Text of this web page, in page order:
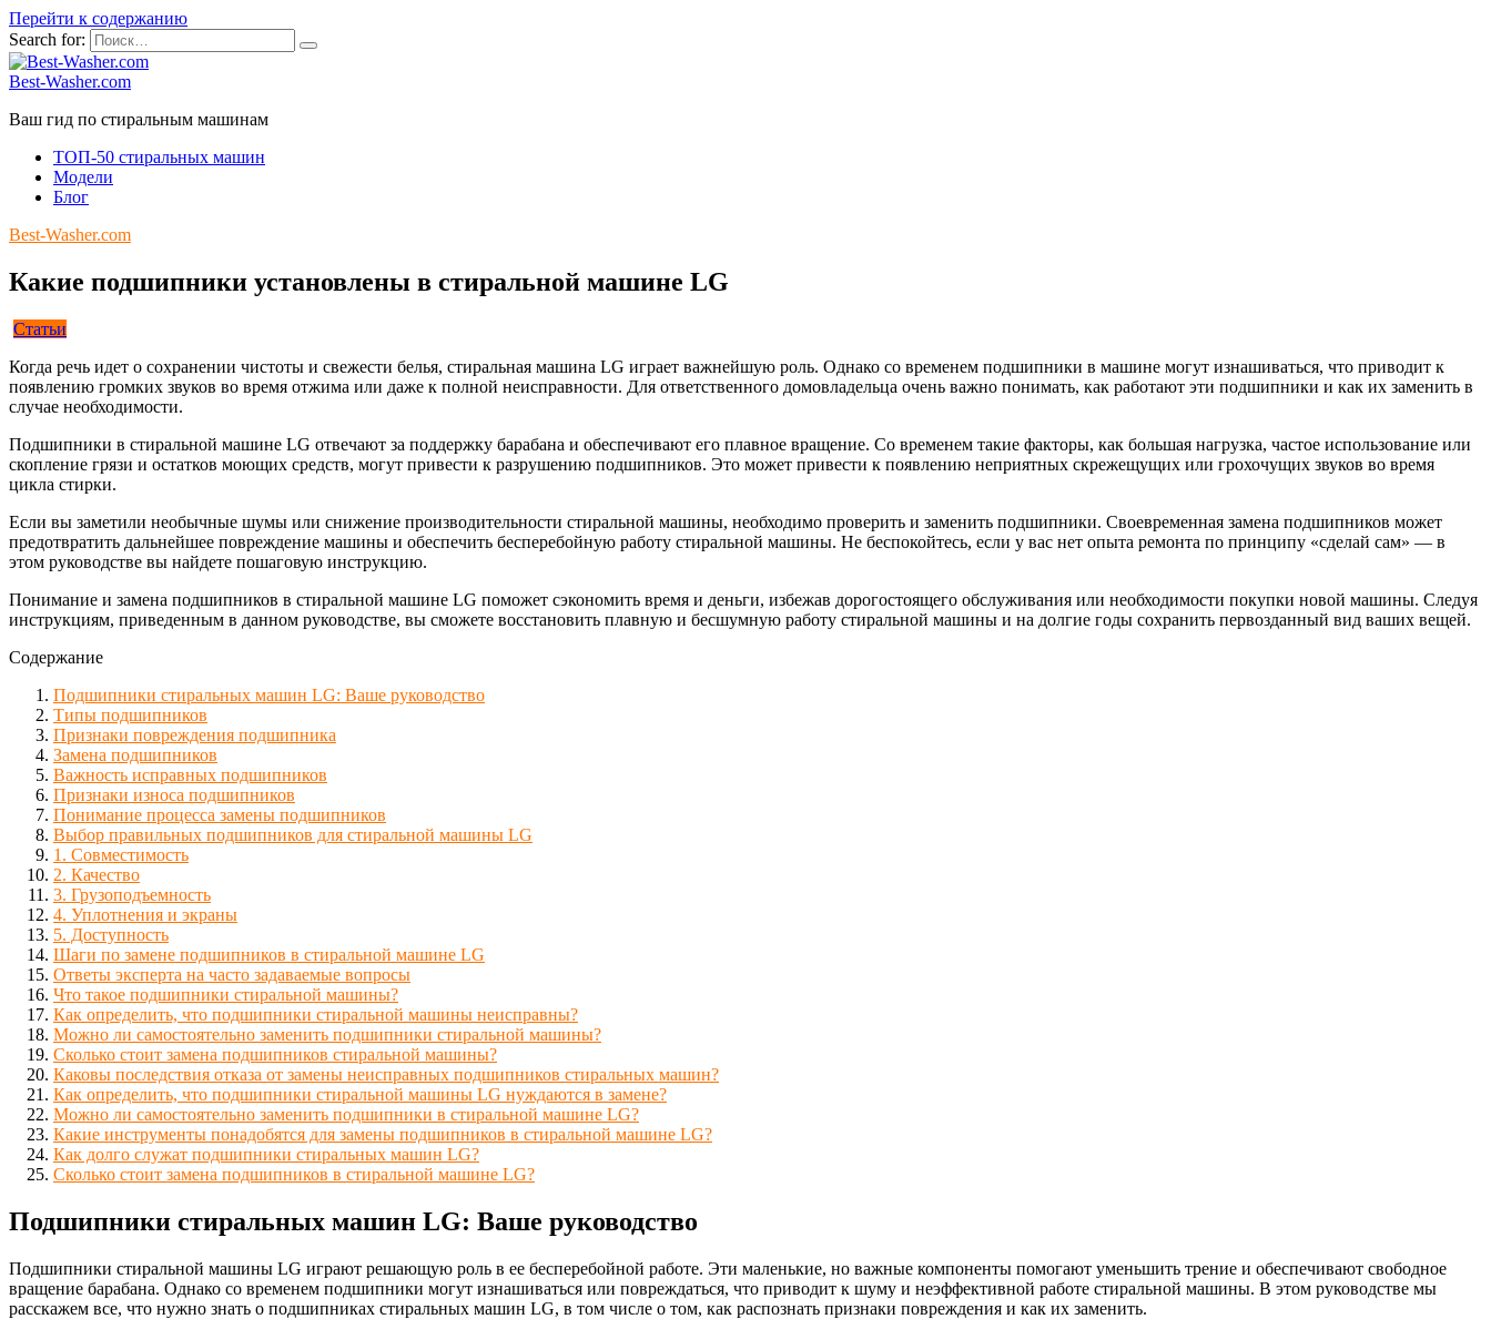
Перейти к содержанию
Search for:
Best-Washer.com
Ваш гид по стиральным машинам
ТОП-50 стиральных машин
Модели
Блог
Best-Washer.com
Какие подшипники установлены в стиральной машине LG
Статьи
Когда речь идет о сохранении чистоты и свежести белья, стиральная машина LG играет важнейшую роль. Однако со временем подшипники в машине могут изнашиваться, что приводит к
появлению громких звуков во время отжима или даже к полной неисправности. Для ответственного домовладельца очень важно понимать, как работают эти подшипники и как их заменить в
случае необходимости.
Подшипники в стиральной машине LG отвечают за поддержку барабана и обеспечивают его плавное вращение. Со временем такие факторы, как большая нагрузка, частое использование или
скопление грязи и остатков моющих средств, могут привести к разрушению подшипников. Это может привести к появлению неприятных скрежещущих или грохочущих звуков во время
цикла стирки.
Если вы заметили необычные шумы или снижение производительности стиральной машины, необходимо проверить и заменить подшипники. Своевременная замена подшипников может
предотвратить дальнейшее повреждение машины и обеспечить бесперебойную работу стиральной машины. Не беспокойтесь, если у вас нет опыта ремонта по принципу «сделай сам» — в
этом руководстве вы найдете пошаговую инструкцию.
Понимание и замена подшипников в стиральной машине LG поможет сэкономить время и деньги, избежав дорогостоящего обслуживания или необходимости покупки новой машины. Следуя
инструкциям, приведенным в данном руководстве, вы сможете восстановить плавную и бесшумную работу стиральной машины и на долгие годы сохранить первозданный вид ваших вещей.
Содержание
Подшипники стиральных машин LG: Ваше руководство
Типы подшипников
Признаки повреждения подшипника
Замена подшипников
Важность исправных подшипников
Признаки износа подшипников
Понимание процесса замены подшипников
Выбор правильных подшипников для стиральной машины LG
1. Совместимость
2. Качество
3. Грузоподъемность
4. Уплотнения и экраны
5. Доступность
Шаги по замене подшипников в стиральной машине LG
Ответы эксперта на часто задаваемые вопросы
Что такое подшипники стиральной машины?
Как определить, что подшипники стиральной машины неисправны?
Можно ли самостоятельно заменить подшипники стиральной машины?
Сколько стоит замена подшипников стиральной машины?
Каковы последствия отказа от замены неисправных подшипников стиральных машин?
Как определить, что подшипники стиральной машины LG нуждаются в замене?
Можно ли самостоятельно заменить подшипники в стиральной машине LG?
Какие инструменты понадобятся для замены подшипников в стиральной машине LG?
Как долго служат подшипники стиральных машин LG?
Сколько стоит замена подшипников в стиральной машине LG?
Подшипники стиральных машин LG: Ваше руководство
Подшипники стиральной машины LG играют решающую роль в ее бесперебойной работе. Эти маленькие, но важные компоненты помогают уменьшить трение и обеспечивают свободное
вращение барабана. Однако со временем подшипники могут изнашиваться или повреждаться, что приводит к шуму и неэффективной работе стиральной машины. В этом руководстве мы
расскажем все, что нужно знать о подшипниках стиральных машин LG, в том числе о том, как распознать признаки повреждения и как их заменить.